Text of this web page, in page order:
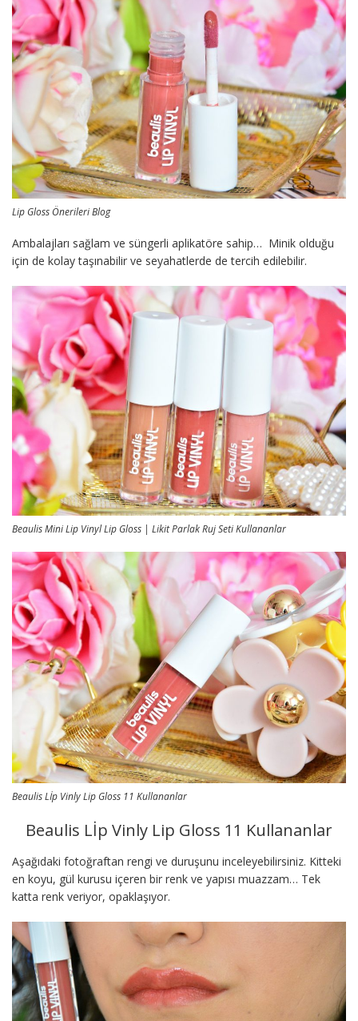
Lip Gloss Önerileri Blog
Ambalajları sağlam ve süngerli aplikatöre sahip… Minik olduğu
için de kolay taşınabilir ve seyahatlerde de tercih edilebilir.
Beaulis Mini Lip Vinyl Lip Gloss | Likit Parlak Ruj Seti Kullananlar
Beaulis Lİp Vinly Lip Gloss 11 Kullananlar
Beaulis Lİp Vinly Lip Gloss 11 Kullananlar
Aşağıdaki fotoğraftan rengi ve duruşunu inceleyebilirsiniz. Kitteki
en koyu, gül kurusu içeren bir renk ve yapısı muazzam… Tek
katta renk veriyor, opaklaşıyor.